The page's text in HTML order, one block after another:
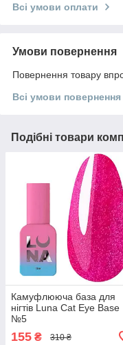
Всі умови оплати
Умови повернення
Повернення товару
Всі умови повернення
Подібні товари
Камуфлююча база для
нігтів Luna Cat Eye Base
№5
155 ₴ 310 ₴